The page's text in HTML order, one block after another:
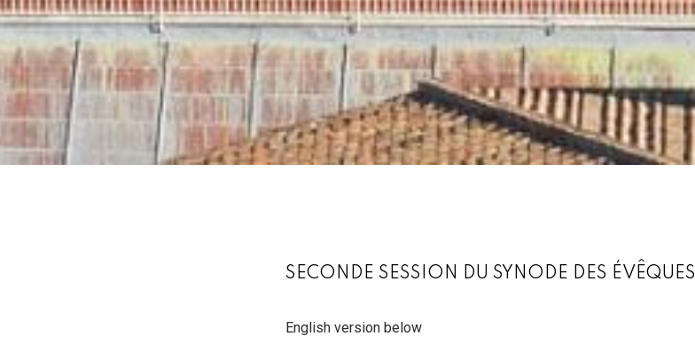
SECONDE SESSION DU SYNODE DES ÉVÊQUES
English version below